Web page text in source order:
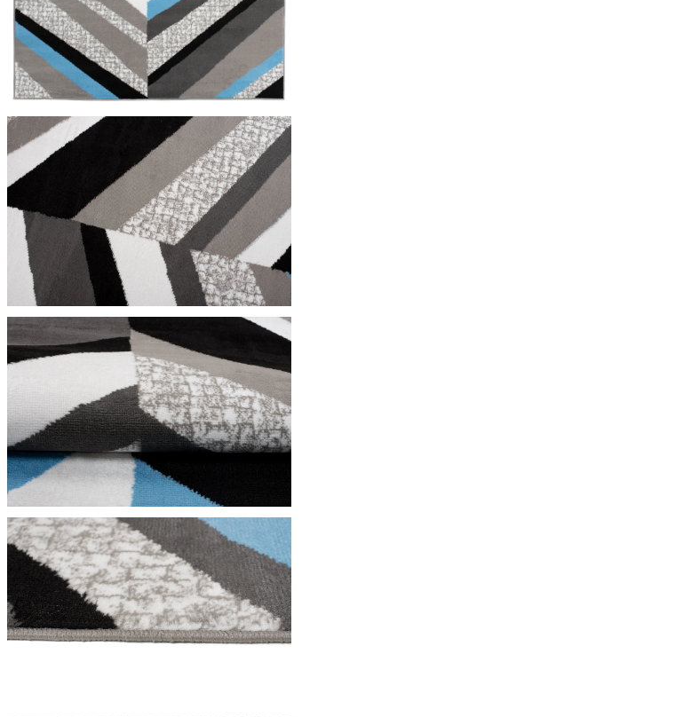
Nous utilisons des cookies pour personnaliser le contenu et les annonces, offrir des
Nous partageons également des informations sur votre utilisation de notre site avec nos
partenaires peuvent combiner ces informations avec d'autres données que vous leur avez
utilisation de leurs services.